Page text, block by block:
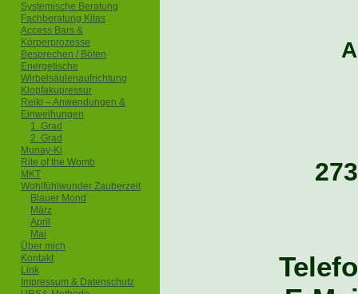
Systemische Beratung
Fachberatung Kitas
Access Bars &
Körperprozesse
Besprechen / Böten
Energetische
Wirbelsäulenaufrichtung
Klopfakupressur
Reiki – Anwendungen &
Einweihungen
1. Grad
2. Grad
Munay-Ki
Rite of the Womb
MKT
Wohlfühlwunder Zauberzeit
Blauer Mond
März
April
Mai
Über mich
Kontakt
Link
Impressum & Datenschutz